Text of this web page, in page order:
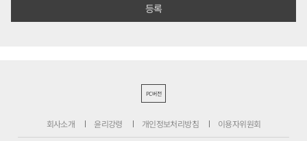
PC버전
회사소개 윤리강령 개인정보처리방침 이용자위원회